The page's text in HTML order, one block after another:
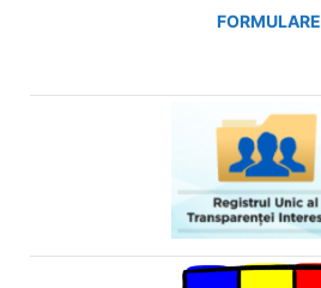
FORMULARE